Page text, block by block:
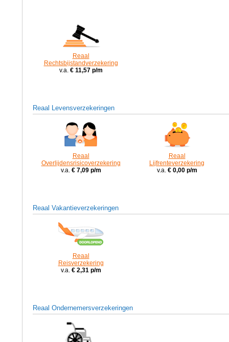
Reaal
Rechtsbijstandverzekering
v.a. € 11,57 p/m
Reaal Levensverzekeringen
Reaal
Overlijdensrisicoverzekering
v.a. € 7,09 p/m
Reaal
Lijfrenteverzekering
v.a. € 0,00 p/m
Reaal Vakantieverzekeringen
Reaal
Reisverzekering
v.a. € 2,31 p/m
Reaal Ondernemersverzekeringen